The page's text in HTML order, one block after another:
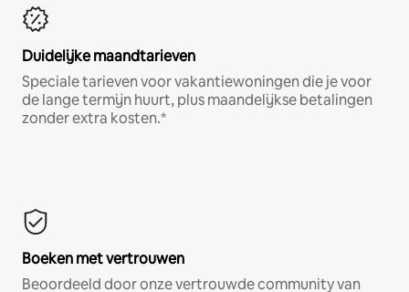
Duidelijke maandtarieven
Speciale tarieven voor vakantiewoningen die je voor
de lange termijn huurt, plus maandelijkse betalingen
zonder extra kosten.*
Boeken met vertrouwen
Beoordeeld door onze vertrouwde community van